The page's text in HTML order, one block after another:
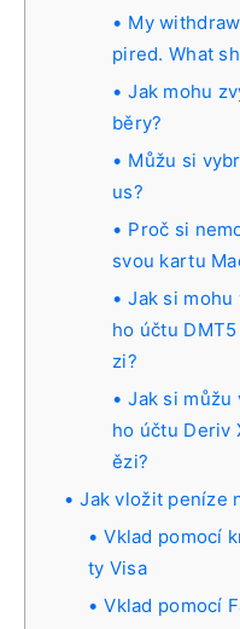
My
pired. What
Jak mohu
běry?
Můžu si
us?
Proč si
svou kartu
Jak si mohu
ho účtu
zi?
Jak si můžu
ho účtu Deriv
ězi?
Jak vložit peníze
Vklad pomocí
ty Visa
Vklad pomocí